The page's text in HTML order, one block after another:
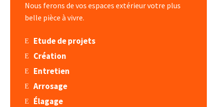
Nous ferons de vos espaces extérieur votre plus
belle pièce à vivre.
Etude de projets
Création
Entretien
Arrosage
Élagage